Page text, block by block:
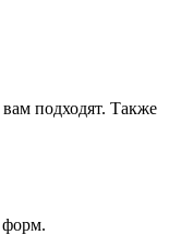
подходят. Также
форм.